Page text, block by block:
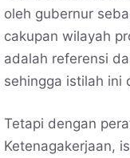
oleh gubernur
cakupan wilayah
adalah referensi
sehingga istilah ini
Tetapi dengan
Ketenagakerjaan,